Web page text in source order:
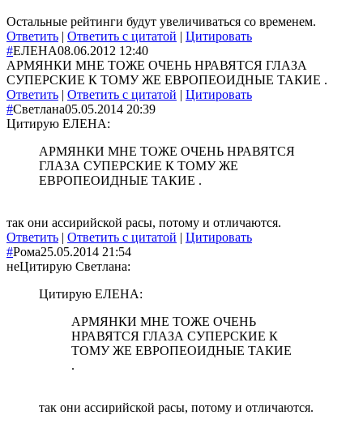
Остальные рейтинги будут увеличиваться со временем.
Ответить | Ответить с цитатой | Цитировать
#ЕЛЕНА08.06.2012 12:40
АРМЯНКИ МНЕ ТОЖЕ ОЧЕНЬ НРАВЯТСЯ ГЛАЗА
СУПЕРСКИЕ К ТОМУ ЖЕ ЕВРОПЕОИДНЫЕ ТАКИЕ .
Ответить | Ответить с цитатой | Цитировать
#Светлана05.05.2014 20:39
Цитирую ЕЛЕНА:
АРМЯНКИ МНЕ ТОЖЕ ОЧЕНЬ НРАВЯТСЯ
ГЛАЗА СУПЕРСКИЕ К ТОМУ ЖЕ
ЕВРОПЕОИДНЫЕ ТАКИЕ .
так они ассирийской расы, потому и отличаются.
Ответить | Ответить с цитатой | Цитировать
#Рома25.05.2014 21:54
неЦитирую Светлана:
Цитирую ЕЛЕНА:
АРМЯНКИ МНЕ ТОЖЕ ОЧЕНЬ
НРАВЯТСЯ ГЛАЗА СУПЕРСКИЕ К
ТОМУ ЖЕ ЕВРОПЕОИДНЫЕ ТАКИЕ
.
так они ассирийской расы, потому и отличаются.